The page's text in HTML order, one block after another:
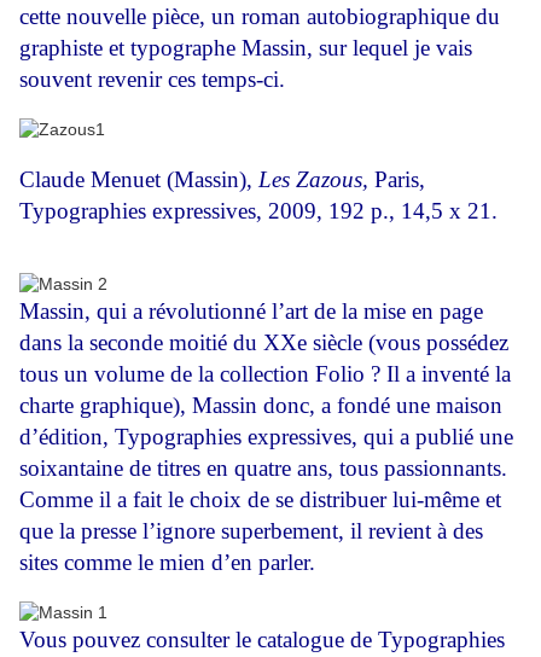
cette nouvelle pièce, un roman autobiographique du
graphiste et typographe Massin, sur lequel je vais
souvent revenir ces temps-ci.
Claude Menuet (Massin), Les Zazous, Paris,
Typographies expressives, 2009, 192 p., 14,5 x 21.
Massin, qui a révolutionné l’art de la mise en page
dans la seconde moitié du XXe siècle (vous possédez
tous un volume de la collection Folio ? Il a inventé la
charte graphique), Massin donc, a fondé une maison
d’édition, Typographies expressives, qui a publié une
soixantaine de titres en quatre ans, tous passionnants.
Comme il a fait le choix de se distribuer lui-même et
que la presse l’ignore superbement, il revient à des
sites comme le mien d’en parler.
Vous pouvez consulter le catalogue de Typographies